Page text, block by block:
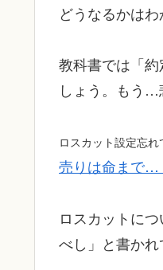
どうなるかは
教科書では「
しょう。もう
ロスカット設定忘れ
売りは命まで…
ロスカットに
べし」と書かれ